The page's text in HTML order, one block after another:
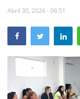
Secretarias e Órgãos
Mural de Licitações
Notícias
Vídeos
Abril 30, 2026 - 06:51